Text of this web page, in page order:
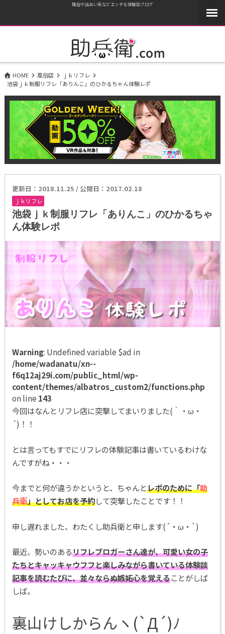
風俗や出会い系などエッチな体験談ブログ
HOME 風俗店
ｊｋリフレ
池袋ｊｋ制服リフレ「ありんこ」のひかるちゃん体験レポ
更新日： 2018.11.25 / 公開日：2017.02.18
ｊｋリフレ
池袋ｊｋ制服リフレ「ありんこ」のひかるちゃ
ん体験レポ
Warning: Undefined variable $ad in
/home/wadanatu/xn--
f6q12aj29i.com/public_html/wp-
content/themes/albatros_custom2/functions.php
on line 143
今回はなんとリフレ店に突撃してまいりました(｀・ω・
´)！！
とは言ってもすでにリフレの体験記事は書いているわけな
んですがね・・・
今までと何が違うかというと、ちゃんとレポのために「助
兵衛」としてお店を予約して突撃したことです！！
申し遅れました、わたくし助兵衛と申します(´・ω・`)
最近、勢いのあるリフレブロガーさん達が、可愛い女の子
たちとキャッキャウフフと楽しみながら書いている体験談
記事を読むたびに、並々ならぬ嫉妬心を覚えることがしば
しば。
裏山けしからんヽ(`Д´)ﾉ